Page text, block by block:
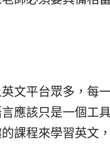
文平台眾多，每
應該只是一個工
課程來學習英文